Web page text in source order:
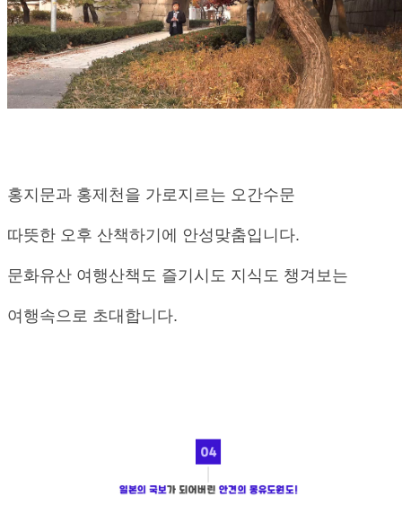
홍지문과 홍제천을 가로지르는 오간수문
따뜻한 오후 산책하기에 안성맞춤입니다.
문화유산 여행산책도 즐기시도 지식도 챙겨보는
여행속으로 초대합니다.